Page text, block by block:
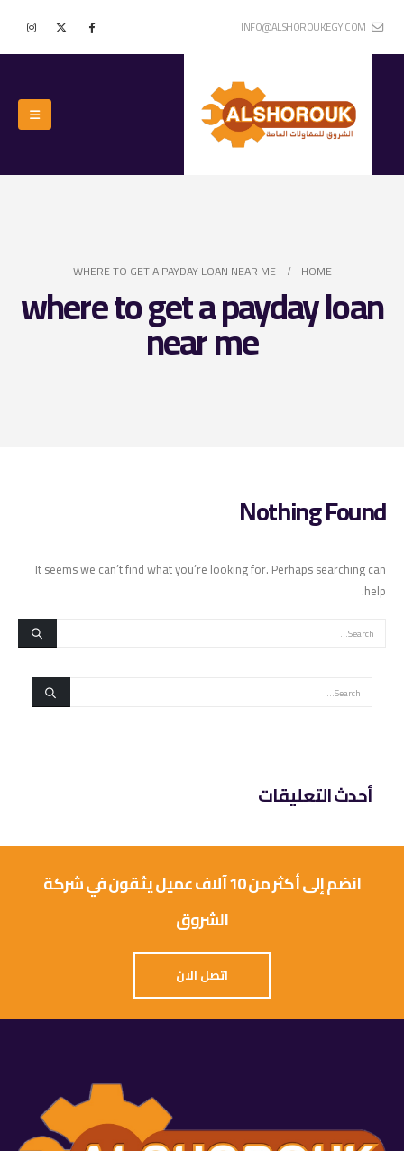
INFO@ALSHOROUKEGY.COM
HOME
WHERE TO GET A PAYDAY LOAN NEAR ME
where to get a payday loan
near me
Nothing Found
It seems we can’t find what you’re looking for. Perhaps searching can
help.
أحدث التعليقات
انضم إلى أكثر من 10 آلاف عميل يثقون في شركة
الشروق
اتصل الان